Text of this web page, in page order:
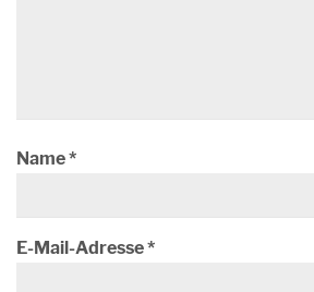
Name*
E-Mail-Adresse*